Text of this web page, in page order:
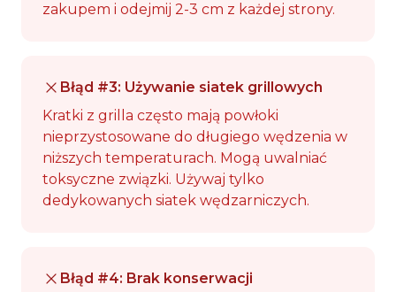
zakupem i odejmij 2-3 cm z każdej strony.
Błąd #3: Używanie siatek grillowych
Kratki z grilla często mają powłoki
nieprzystosowane do długiego wędzenia w
niższych temperaturach. Mogą uwalniać
toksyczne związki. Używaj tylko
dedykowanych siatek wędzarniczych.
Błąd #4: Brak konserwacji